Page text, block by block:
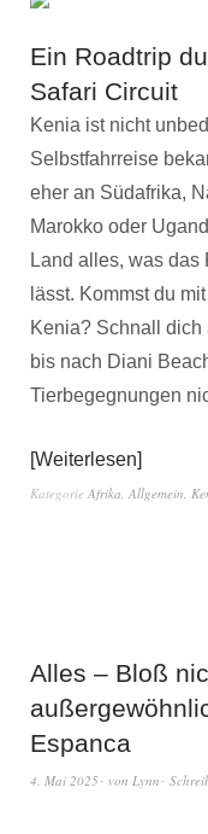
Ein Roadtrip
Safari Circuit
Kenia ist nicht
Selbstfahrreise
eher an Südafrika,
Marokko oder
Land alles, was
lässt. Kommst du
Kenia? Schnall
bis nach Diani
Tierbegegnungen
Weiterlesen
Kategorie Afrika, Allgemein,
Alles – Bloß
Espanca
4. Mai 2025 von Lynn